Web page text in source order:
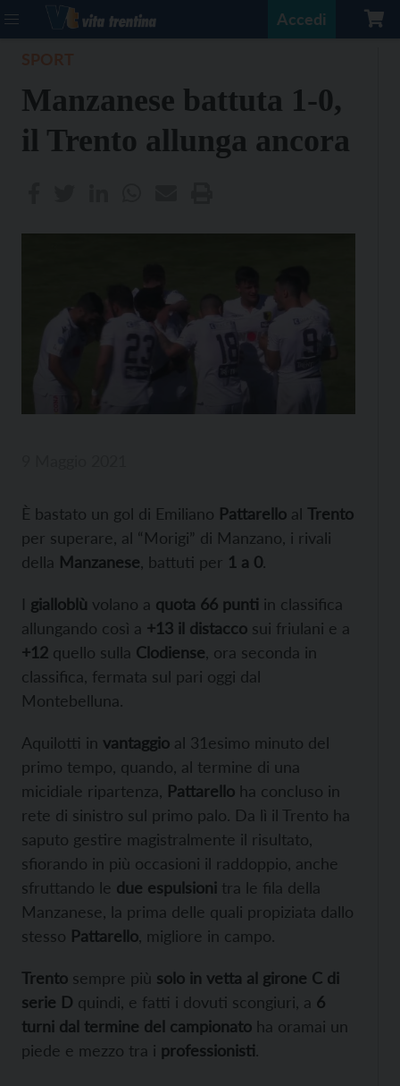
Accedi
Manzanese battuta 1-0,
il Trento allunga ancora
È bastato un gol di Emiliano Pattarello al Trento
per superare, al “Morigi” di Manzano, i rivali
della Manzanese , battuti per 1 a 0.
I gialloblù volano a quota 66 punti in classifica
allungando così a +13 il distacco sui friulani e a
+12 quello sulla Clodiense , ora seconda in
classifica, fermata sul pari oggi dal
Montebelluna.
Aquilotti in vantaggio al 31esimo minuto del
primo tempo, quando, al termine di una
micidiale ripartenza, Pattarello ha concluso in
rete di sinistro sul primo palo. Da lì il Trento ha
saputo gestire magistralmente il risultato,
sfiorando in più occasioni il raddoppio, anche
sfruttando le due espulsioni tra le fila della
Manzanese, la prima delle quali propiziata dallo
stesso Pattarello , migliore in campo.
Trento sempre più solo in vetta al girone C di
serie D quindi, e fatti i dovuti scongiuri, a 6
turni dal termine del campionato ha oramai un
piede e mezzo tra i professionisti.